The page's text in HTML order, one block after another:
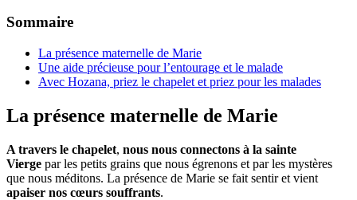
Sommaire
La présence maternelle de Marie
Une aide précieuse pour l’entourage et le malade
Avec Hozana, priez le chapelet et priez pour les malades
La présence maternelle de Marie
A travers le chapelet, nous nous connectons à la sainte
Vierge par les petits grains que nous égrenons et par les mystères
que nous méditons. La présence de Marie se fait sentir et vient
apaiser nos cœurs souffrants.